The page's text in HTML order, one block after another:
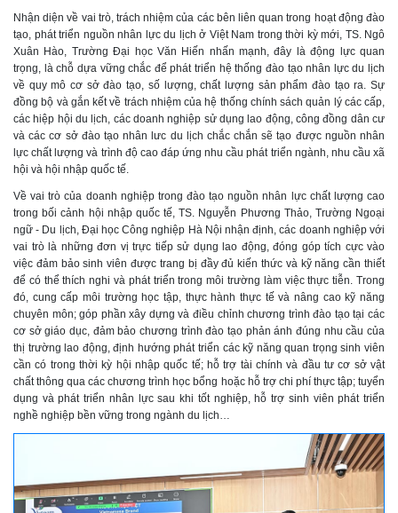
Nhận diện về vai trò, trách nhiệm của các bên liên quan trong hoạt động đào
tạo, phát triển nguồn nhân lực du lịch ở Việt Nam trong thời kỳ mới, TS. Ngô
Xuân Hào, Trường Đại học Văn Hiến nhấn mạnh, đây là động lực quan
trọng, là chỗ dựa vững chắc để phát triển hệ thống đào tạo nhân lực du lịch
về quy mô cơ sở đào tạo, số lượng, chất lượng sản phẩm đào tạo ra. Sự
đồng bộ và gắn kết về trách nhiệm của hệ thống chính sách quản lý các cấp,
các hiệp hội du lịch, các doanh nghiệp sử dụng lao động, công đồng dân cư
và các cơ sở đào tạo nhân lưc du lịch chắc chắn sẽ tạo được nguồn nhân
lực chất lượng và trình độ cao đáp ứng nhu cầu phát triển ngành, nhu cầu xã
hội và hội nhập quốc tế.
Về vai trò của doanh nghiệp trong đào tạo nguồn nhân lực chất lượng cao
trong bối cảnh hội nhập quốc tế, TS. Nguyễn Phương Thảo, Trường Ngoại
ngữ - Du lịch, Đại học Công nghiệp Hà Nội nhận định, các doanh nghiệp với
vai trò là những đơn vị trực tiếp sử dụng lao động, đóng góp tích cực vào
việc đảm bảo sinh viên được trang bị đầy đủ kiến thức và kỹ năng cần thiết
để có thể thích nghi và phát triển trong môi trường làm việc thực tiễn. Trong
đó, cung cấp môi trường học tập, thực hành thực tế và nâng cao kỹ năng
chuyên môn; góp phần xây dựng và điều chỉnh chương trình đào tạo tại các
cơ sở giáo dục, đảm bảo chương trình đào tạo phản ánh đúng nhu cầu của
thị trường lao động, định hướng phát triển các kỹ năng quan trọng sinh viên
cần có trong thời kỳ hội nhập quốc tế; hỗ trợ tài chính và đầu tư cơ sở vật
chất thông qua các chương trình học bổng hoặc hỗ trợ chi phí thực tập; tuyển
dụng và phát triển nhân lực sau khi tốt nghiệp, hỗ trợ sinh viên phát triển
nghề nghiệp bền vững trong ngành du lịch…